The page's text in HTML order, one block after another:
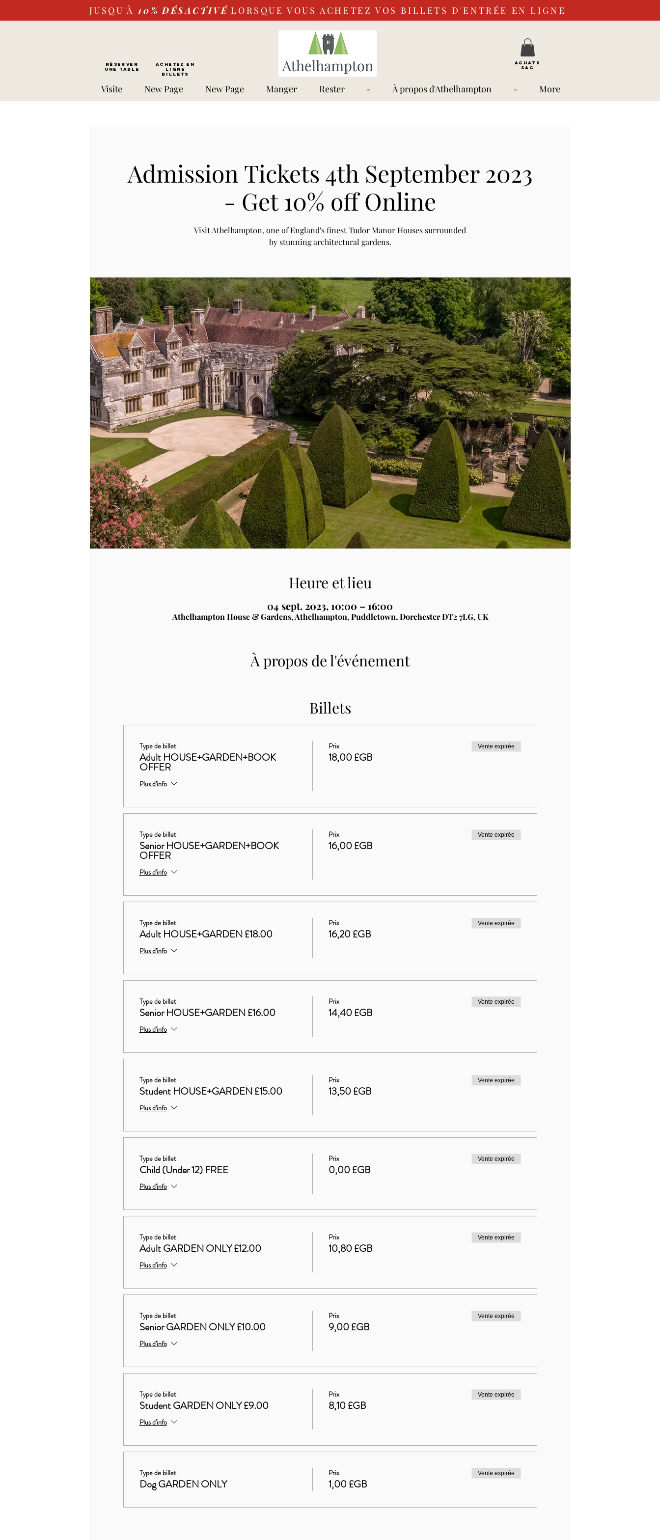
JUSQU'À 10% DÉSACTIVÉ LORSQUE VOUS ACHETEZ VOS BILLETS D'ENTRÉE EN LIGNE
RÉSERVER
UNE TABLE
Achetez EN
LIGNE
Billets
ACHATS
SAC
Visite New Page New Page Manger Rester - À propos d'Athelhampton - More
Admission Tickets 4th September 2023
- Get 10% off Online
Visit Athelhampton, one of England's finest Tudor Manor Houses surrounded
by stunning architectural gardens.
Heure et lieu
04 sept. 2023, 10:00 – 16:00
Athelhampton House & Gardens, Athelhampton, Puddletown, Dorchester DT2 7LG, UK
À propos de l'événement
Billets
Type de billet
Adult HOUSE+GARDEN+BOOK
OFFER
Plus d'info
Prix
18,00 £GB
Vente expirée
Type de billet
Senior HOUSE+GARDEN+BOOK
OFFER
Plus d'info
Prix
16,00 £GB
Vente expirée
Type de billet
Adult HOUSE+GARDEN £18.00
Plus d'info
Prix
16,20 £GB
Vente expirée
Type de billet
Senior HOUSE+GARDEN £16.00
Plus d'info
Prix
14,40 £GB
Vente expirée
Type de billet
Student HOUSE+GARDEN £15.00
Plus d'info
Prix
13,50 £GB
Vente expirée
Type de billet
Child (Under 12) FREE
Plus d'info
Prix
0,00 £GB
Vente expirée
Type de billet
Adult GARDEN ONLY £12.00
Plus d'info
Prix
10,80 £GB
Vente expirée
Type de billet
Senior GARDEN ONLY £10.00
Plus d'info
Prix
9,00 £GB
Vente expirée
Type de billet
Student GARDEN ONLY £9.00
Plus d'info
Prix
8,10 £GB
Vente expirée
Type de billet
Dog GARDEN ONLY
Prix
1,00 £GB
Vente expirée